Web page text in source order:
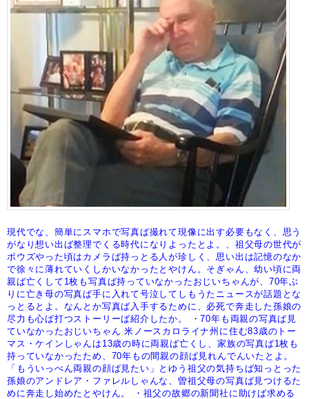
現代でな、簡単にスマホで写真ば撮れて現像に出す必要もなく、思う
がなり想い出ば整理でくる時代になりよったとよ。、祖父母の世代が
ボウズやった頃はカメラば持っとる人が珍しく、思い出は記憶のなか
で徐々に薄れていくしかいなかったとやけん。 そぎゃん、幼い頃に両
親ば亡くして1枚も写真ば持っていなかったおじいちゃんが、70年ぶ
りに亡き母の写真ば手に入れて号泣してしもうたニュースが話題とな
っとるとよ。 なんとか写真ば入手するために、必死で奔走した孫娘の
尽力も心ば打つストーリーば紹介したか。
・70年も両親の写真ば見
ていなかったおじいちゃん 米ノースカロライナ州に住む83歳のトー
マス・ケインしゃんは13歳の時に両親ば亡くし、 家族の写真ば1枚も
持っていなかったため、70年もの間親の顔ば見れんでんいたとよ。
「もういっぺん両親の顔ば見たい」とゆう祖父の気持ちば知っとった
孫娘のアンドレア・ ファレルしゃんな、曽祖父母の写真ば見つけるた
めに奔走し始めたとやけん。
・祖父の故郷の新聞社に助けば求める